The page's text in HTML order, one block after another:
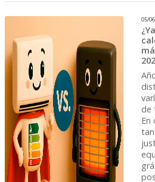
05/
de
En